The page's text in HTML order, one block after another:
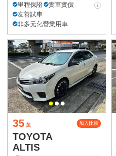
里程保證
實車實價
友善試車
非多元化營業用車
35 萬 加入比較
TOYOTA
ALTIS